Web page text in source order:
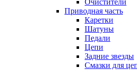
Приводная часть
Каретки
Шатуны
Педали
Цепи
Задние звезды
Смазки для